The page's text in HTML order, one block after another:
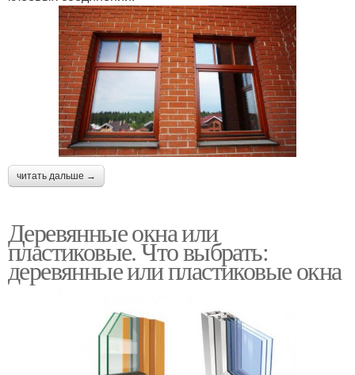
читать дальше →
Деревянные окна или
пластиковые. Что выбрать:
деревянные или пластиковые окна